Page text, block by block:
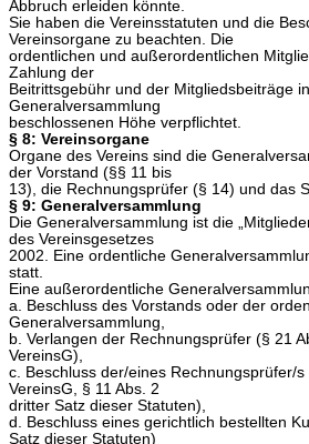
Abbruch erleiden könnte.
Sie haben die Vereinsstatuten und die
Vereinsorgane zu beachten. Die
ordentlichen und außerordentlichen
Zahlung der
Beitrittsgebühr und der Mitgliedsbeiträge
Generalversammlung
beschlossenen Höhe verpflichtet.
§ 8: Vereinsorgane
Organe des Vereins sind die
der Vorstand (§§ 11 bis
13), die Rechnungsprüfer (§ 14) und das
§ 9: Generalversammlung
Die Generalversammlung ist die
des Vereinsgesetzes
2002. Eine ordentliche
statt.
Eine außerordentliche
a. Beschluss des Vorstands oder der
Generalversammlung,
b. Verlangen der Rechnungsprüfer (§ 21
VereinsG),
c. Beschluss der/eines Rechnungsprüfer/
VereinsG, § 11 Abs. 2
dritter Satz dieser Statuten),
d. Beschluss eines gerichtlich bestellten
Satz dieser Statuten)